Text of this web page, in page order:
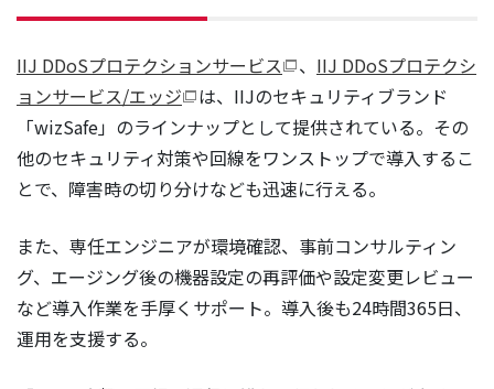
IIJ DDoSプロテクションサービス 、 IIJ DDoSプロテクシ
ョンサービス/エッジ
は、IIJのセキュリティブランド
「wizSafe」のラインナップとして提供されている。その
他のセキュリティ対策や回線をワンストップで導入するこ
とで、障害時の切り分けなども迅速に行える。
また、専任エンジニアが環境確認、事前コンサルティン
グ、エージング後の機器設定の再評価や設定変更レビュー
など導入作業を手厚くサポート。導入後も24時間365日、
運用を支援する。